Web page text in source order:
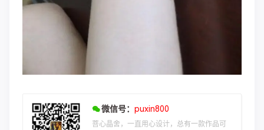
微信号： puxin800
菩心晶舍，一直用心设计，总有一款作品可